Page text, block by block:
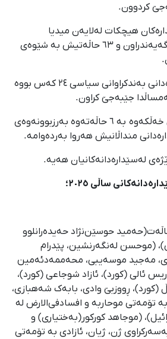
کردوون.
سێدارەکان هیچکات لەلایەن میدیا
حکوومەتییەکانەوە ڕانەگەیەندراون و ٦٣ حاڵەتیش بە شێوەی
زیاترین ئاماری لەسێدارەدانی بەندکراوانی سیاسی ٢٤ کەس بووە
جێبەجێ کراون.
لەسێدارەدان لەبەرچاوی خەڵکەوە بە ٦ حاڵەتەوە بەرزبوونەوەی
منداڵانیش هەروا بەردەوامە.
لەسێدارەدانەکانیان هەیە.
ساڵی ٢٠٢٥؛
سیاسی؛ ٢٤ حاڵەت(حەمید حوسێن‌نژاد حەیدەرانلوو
(موحسن لەنگەرنشین، پێدرام
مەجید موسەیبی، محەممەدئەمین
ئالی (کورد)، ئازاد شوجاعی (کورد)،
ڕووزبێ وادی، بابەک شەهبازی،
موحاربه و افسادفی‌الارض لە
(موجاهد کورکور(بەختیاری) و
ژن، ژیان، ئازادی به تۆمەتی